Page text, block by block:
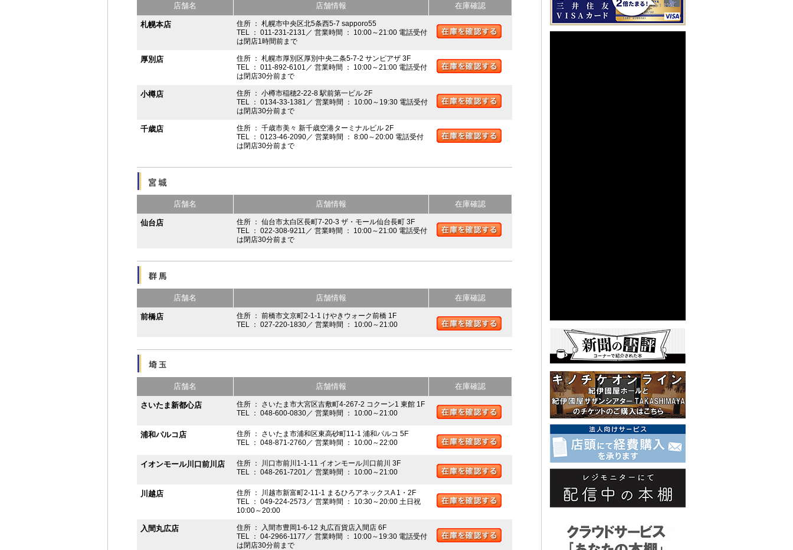
店舗名 店舗情報 在庫確認
札幌本店
住所 ： 札幌市中央区北5条西5-7 sapporo55
TEL ： 011-231-2131／ 営業時間 ： 10:00～21:00 電話受付
は閉店1時間前まで
厚別店
住所 ： 札幌市厚別区厚別中央二条5-7-2 サンピアザ 3F
TEL ： 011-892-6101／ 営業時間 ： 10:00～21:00 電話受付
は閉店30分前まで
小樽店
住所 ： 小樽市稲穂2-22-8 駅前第一ビル 2F
TEL ： 0134-33-1381／ 営業時間 ： 10:00～19:30 電話受付
は閉店30分前まで
千歳店
住所 ： 千歳市美々 新千歳空港ターミナルビル 2F
TEL ： 0123-46-2090／ 営業時間 ： 8:00～20:00 電話受付
は閉店30分前まで
店舗名 店舗情報 在庫確認
仙台店
住所 ： 仙台市太白区長町7-20-3 ザ・モール仙台長町 3F
TEL ： 022-308-9211／ 営業時間 ： 10:00～21:00 電話受付
は閉店30分前まで
店舗名 店舗情報 在庫確認
前橋店
住所 ： 前橋市文京町2-1-1 けやきウォーク前橋 1F
TEL ： 027-220-1830／ 営業時間 ： 10:00～21:00
店舗名 店舗情報 在庫確認
さいたま新都心店
住所 ： さいたま市大宮区吉敷町4-267-2 コクーン1 東館 1F
TEL ： 048-600-0830／ 営業時間 ： 10:00～21:00
浦和パルコ店
住所 ： さいたま市浦和区東高砂町11-1 浦和パルコ 5F
TEL ： 048-871-2760／ 営業時間 ： 10:00～22:00
イオンモール川口前川店
住所 ： 川口市前川1-1-11 イオンモール川口前川 3F
TEL ： 048-261-7201／ 営業時間 ： 10:00～21:00
川越店
住所 ： 川越市新富町2-11-1 まるひろアネックスA 1・2F
TEL ： 049-224-2573／ 営業時間 ： 10:30～20:00 土日祝
10:00～20:00
入間丸広店
住所 ： 入間市豊岡1-6-12 丸広百貨店入間店 6F
TEL ： 04-2966-1177／ 営業時間 ： 10:00～19:30 電話受付
は閉店30分前まで